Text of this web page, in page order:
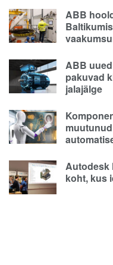
ABB
ABB
pakuvad
jalajälge
Autodesk
koht, kus